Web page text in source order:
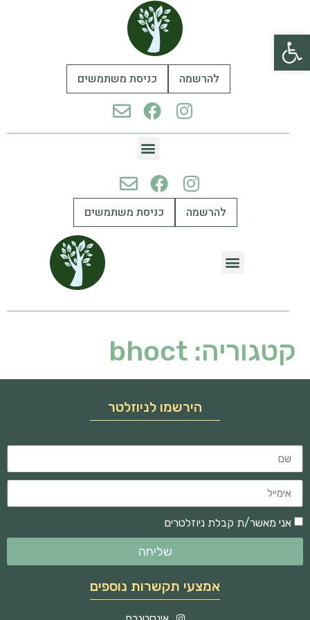
פתח סרגל נגישות
להרשמה כניסת משתמשים
להרשמה כניסת משתמשים
קטגוריה: bhoct
הירשמו לניוזלטר
אני מאשר/ת קבלת ניוזלטרים
שליחה
אמצעי תקשרות נוספים